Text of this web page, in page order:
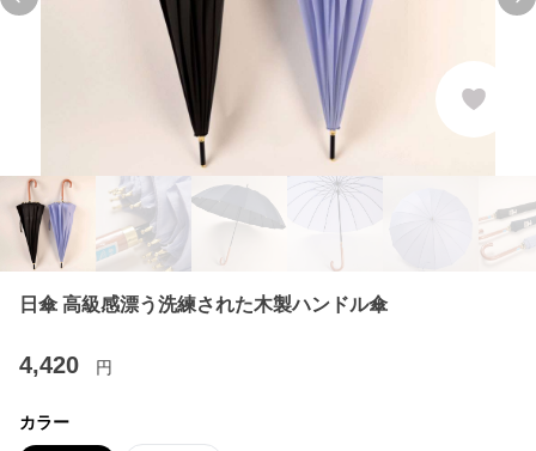
Previous slide
日傘 高級感漂う洗練された木製ハンドル傘
4,420 円
カラー